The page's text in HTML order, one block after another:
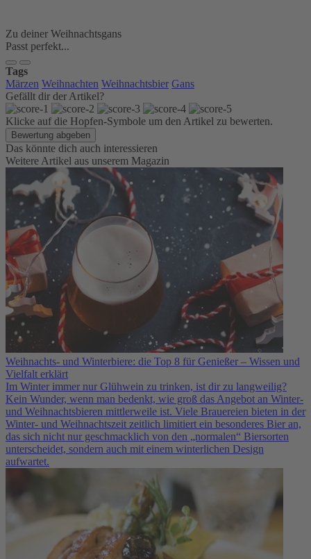
Zu deiner Weihnachtsgans
Passt perfekt...
Tags
Märzen Weihnachten Weihnachtsbier Gans
Gefällt dir der Artikel?
Klicke auf die Hopfen-Symbole um den Artikel zu bewerten.
Bewertung abgeben
Das könnte dich auch interessieren
Weitere Artikel aus unserem Magazin
Weihnachts- und Winterbiere: die Top 8 für Genießer – Wissen und
Vielfalt erklärt
Im Winter immer nur Glühwein zu trinken, ist dir zu langweilig?
Kein Wunder, wenn man bedenkt, wie groß das Angebot an Winter-
und Weihnachtsbieren mittlerweile ist. Viele Brauereien bieten in der
Winter- und Weihnachtszeit zeitlich limitiert ein besonderes Bier an,
das sich nicht nur geschmacklich von den „normalen“ Biersorten
unterscheidet, sondern auch mit einem winterlichen Design
aufwartet.